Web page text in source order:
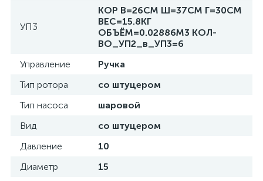
УП3
КОР В=26СМ Ш=37СМ Г=30СМ
ВЕС=15.8КГ
ОБЪЁМ=0.02886М3 КОЛ-
ВО_УП2_в_УП3=6
Управление
Ручка
Тип ротора
со штуцером
Тип насоса
шаровой
Вид
со штуцером
Давление
10
Диаметр
15